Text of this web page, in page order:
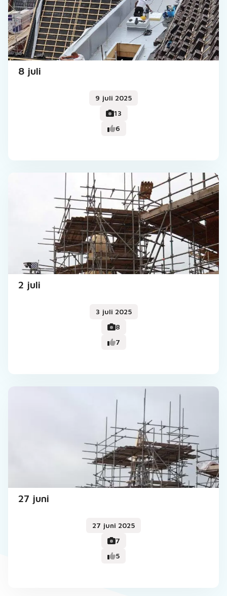
8 juli
9 juli 2025
13
6
2 juli
3 juli 2025
8
7
27 juni
27 juni 2025
7
5